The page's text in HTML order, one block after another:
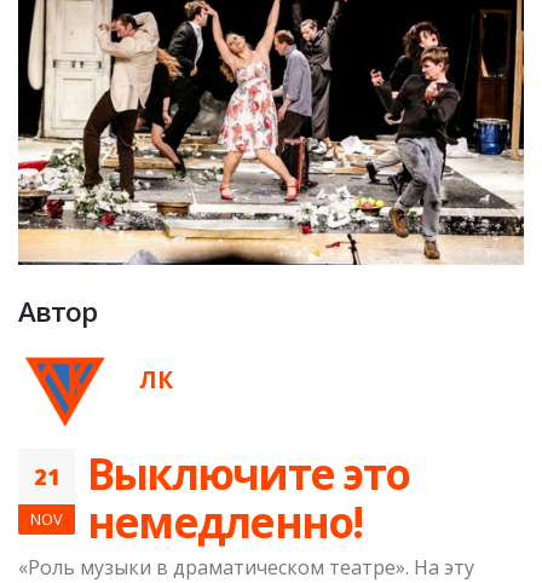
Автор
ЛК
21
NOV
Выключите это
немедленно!
«Роль музыки в драматическом театре». На эту